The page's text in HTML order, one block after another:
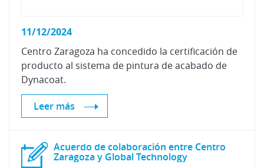
11/12/2024
Centro Zaragoza ha concedido la certificación de
producto al sistema de pintura de acabado de
Dynacoat.
Leer más
Acuerdo de colaboración entre Centro
Zaragoza y Global Technology